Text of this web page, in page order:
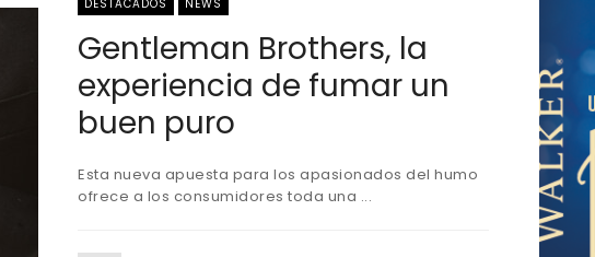
DESTACADOS NEWS
Gentleman Brothers, la
experiencia de fumar un
buen puro
Esta nueva apuesta para los apasionados del humo
ofrece a los consumidores toda una ...